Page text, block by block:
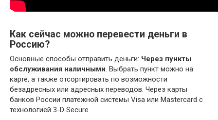
Как сейчас можно перевести деньги в
Россию?
Основные способы отправить деньги: Через пункты
обслуживания наличными. Выбрать пункт можно на
карте, а также отсортировать по возможности
безадресных или адресных переводов. Через карты
банков России платежной системы Visa или Mastercard с
технологией 3-D Secure.